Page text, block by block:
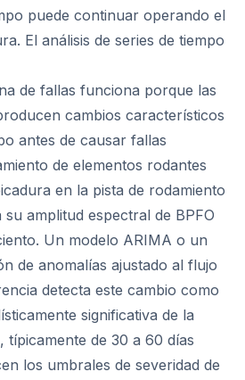
puede continuar operando el
El análisis de series de tiempo
de fallas funciona porque las
cambios característicos
antes de causar fallas
de elementos rodantes
en la pista de rodamiento
amplitud espectral de BPFO
Un modelo ARIMA o un
de anomalías ajustado al flujo
detecta este cambio como
significativa de la
típicamente de 30 a 60 días
los umbrales de severidad de